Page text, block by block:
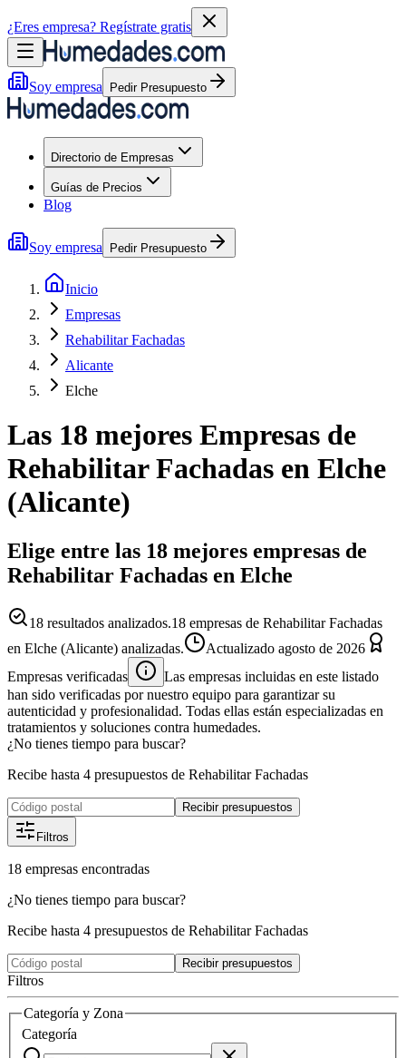
¿Eres empresa? Regístrate gratis
Soy empresa Pedir Presupuesto
Directorio de Empresas
Guías de Precios
Blog
Soy empresa Pedir Presupuesto
Inicio
Empresas
Rehabilitar Fachadas
Alicante
Elche
Las 18 mejores Empresas de
Rehabilitar Fachadas en Elche
(Alicante)
Elige entre las 18 mejores empresas de
Rehabilitar Fachadas en Elche
18 resultados analizados.18 empresas de Rehabilitar Fachadas
en Elche (Alicante) analizadas.
Actualizado agosto de 2026
Empresas verificadas
Las empresas incluidas en este listado
han sido verificadas por nuestro equipo para garantizar su
autenticidad y profesionalidad. Todas ellas están especializadas en
tratamientos y soluciones contra humedades.
¿No tienes tiempo para buscar?
Recibe hasta 4 presupuestos de Rehabilitar Fachadas
Recibir presupuestos
Filtros
18 empresas encontradas
¿No tienes tiempo para buscar?
Recibe hasta 4 presupuestos de Rehabilitar Fachadas
Recibir presupuestos
Filtros
Categoría y Zona
Categoría